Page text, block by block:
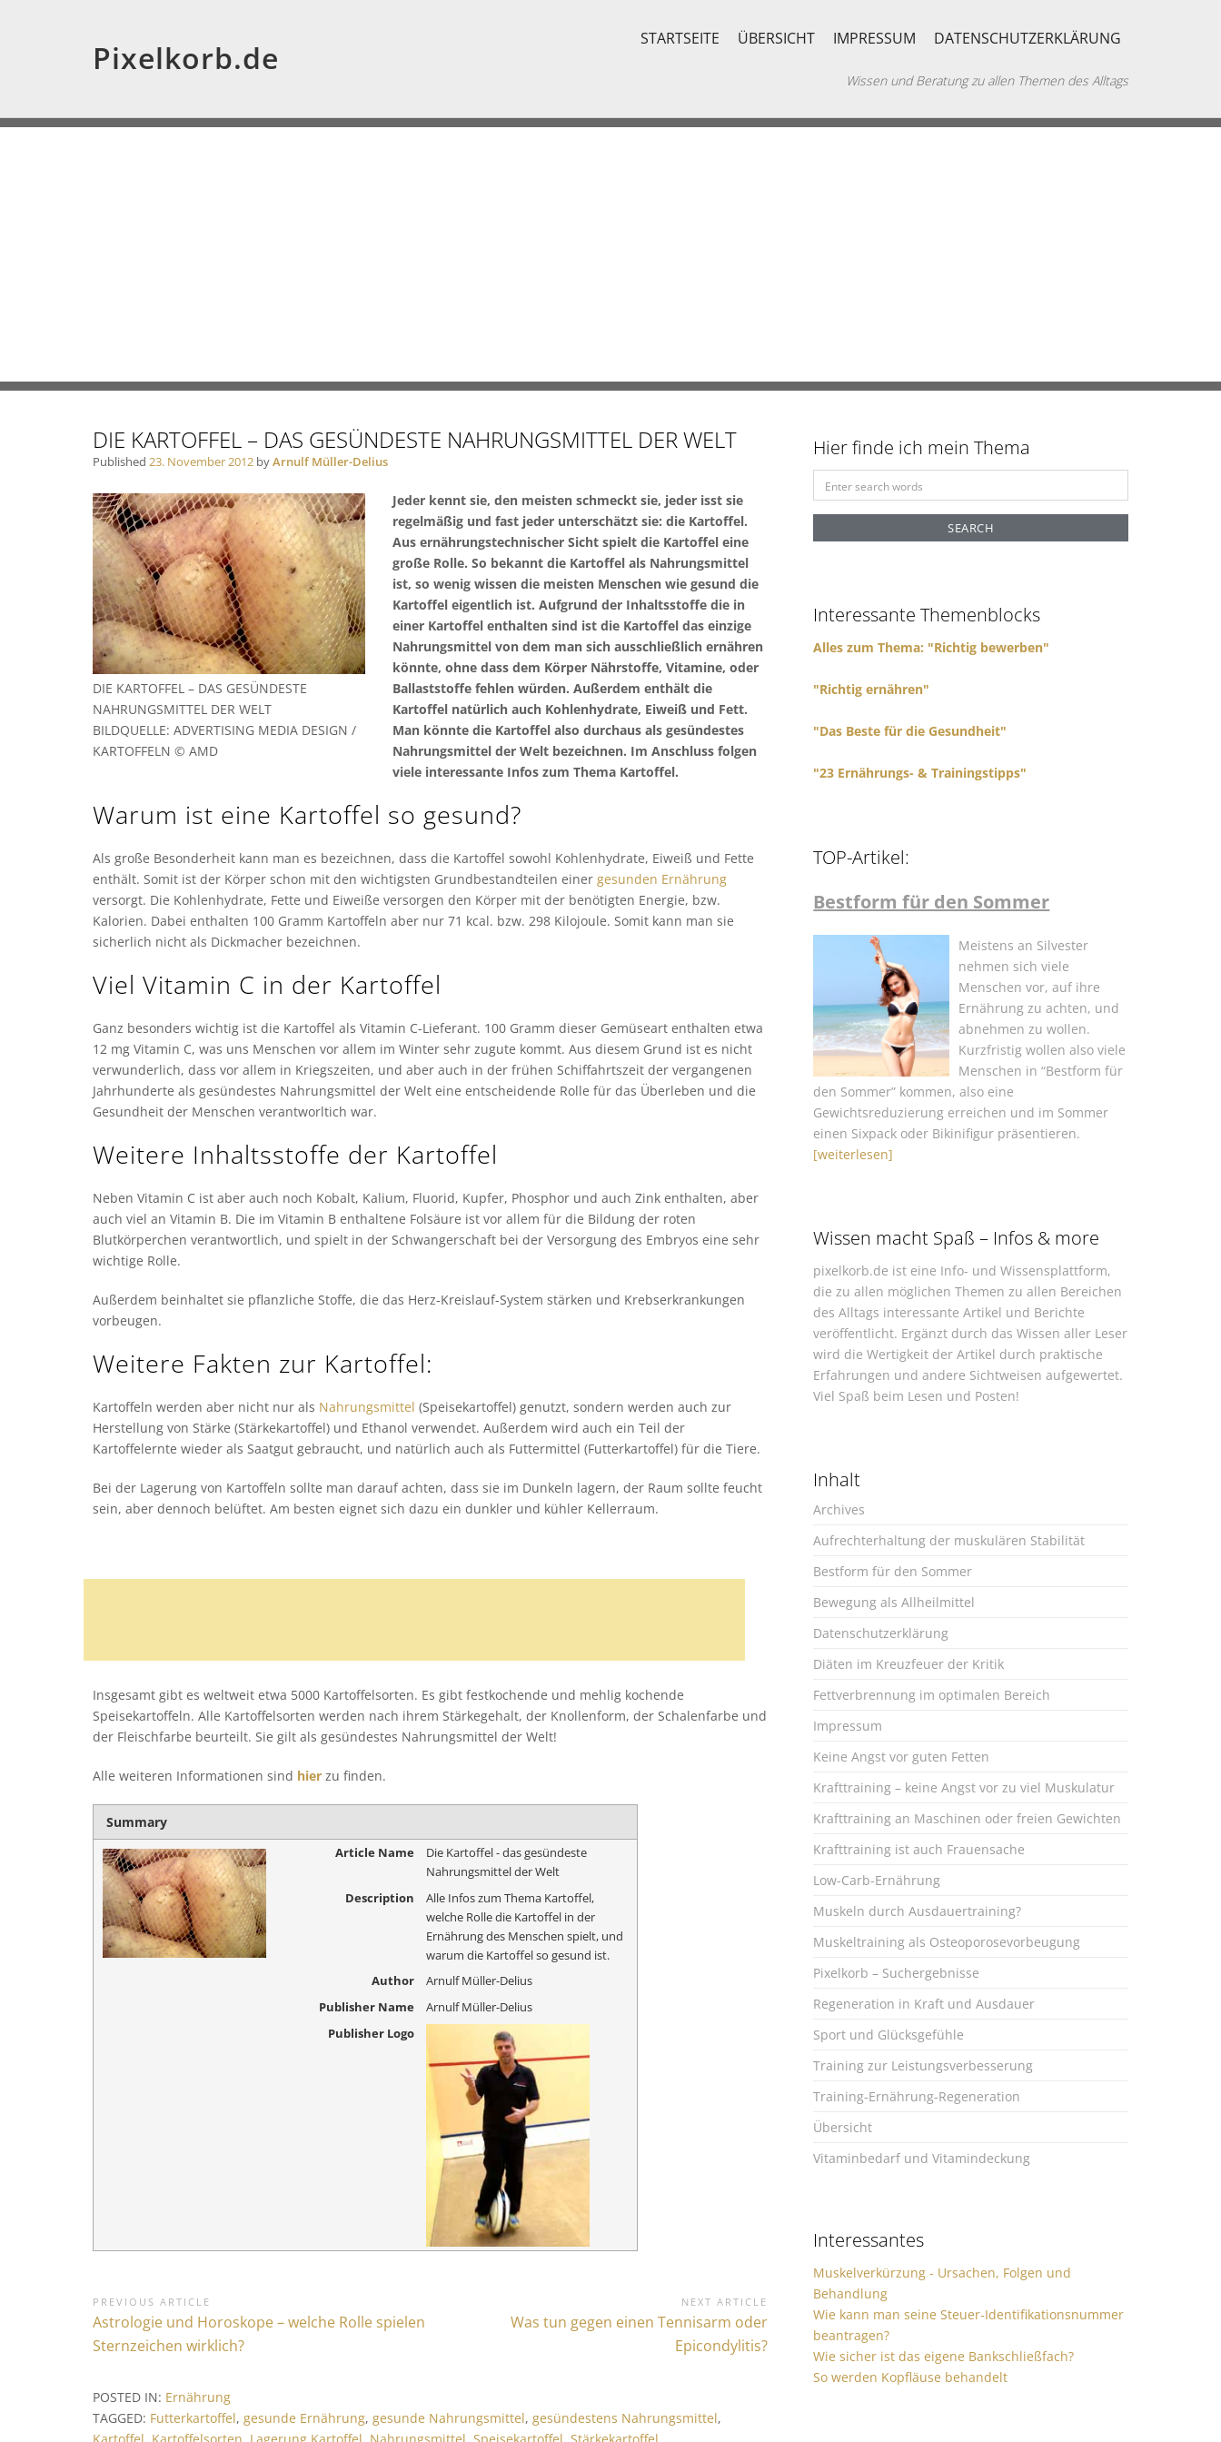
Pixelkorb.de
STARTSEITE ÜBERSICHT IMPRESSUM DATENSCHUTZERKLÄRUNG
Wissen und Beratung zu allen Themen des Alltags
DIE KARTOFFEL – DAS GESÜNDESTE NAHRUNGSMITTEL DER WELT
Published 23. November 2012 byArnulf Müller-Delius
DIE KARTOFFEL – DAS GESÜNDESTE
NAHRUNGSMITTEL DER WELT
BILDQUELLE: ADVERTISING MEDIA DESIGN /
KARTOFFELN © AMD
Jeder kennt sie, den meisten schmeckt sie, jeder isst sie
regelmäßig und fast jeder unterschätzt sie: die Kartoffel.
Aus ernährungstechnischer Sicht spielt die Kartoffel eine
große Rolle. So bekannt die Kartoffel als Nahrungsmittel
ist, so wenig wissen die meisten Menschen wie gesund die
Kartoffel eigentlich ist. Aufgrund der Inhaltsstoffe die in
einer Kartoffel enthalten sind ist die Kartoffel das einzige
Nahrungsmittel von dem man sich ausschließlich ernähren
könnte, ohne dass dem Körper Nährstoffe, Vitamine, oder
Ballaststoffe fehlen würden. Außerdem enthält die
Kartoffel natürlich auch Kohlenhydrate, Eiweiß und Fett.
Man könnte die Kartoffel also durchaus als gesündestes
Nahrungsmittel der Welt bezeichnen. Im Anschluss folgen
viele interessante Infos zum Thema Kartoffel.
Warum ist eine Kartoffel so gesund?
Als große Besonderheit kann man es bezeichnen, dass die Kartoffel sowohl Kohlenhydrate, Eiweiß und Fette
enthält. Somit ist der Körper schon mit den wichtigsten Grundbestandteilen einer gesunden Ernährung
versorgt. Die Kohlenhydrate, Fette und Eiweiße versorgen den Körper mit der benötigten Energie, bzw.
Kalorien. Dabei enthalten 100 Gramm Kartoffeln aber nur 71 kcal. bzw. 298 Kilojoule. Somit kann man sie
sicherlich nicht als Dickmacher bezeichnen.
Viel Vitamin C in der Kartoffel
Ganz besonders wichtig ist die Kartoffel als Vitamin C-Lieferant. 100 Gramm dieser Gemüseart enthalten etwa
12 mg Vitamin C, was uns Menschen vor allem im Winter sehr zugute kommt. Aus diesem Grund ist es nicht
verwunderlich, dass vor allem in Kriegszeiten, und aber auch in der frühen Schiffahrtszeit der vergangenen
Jahrhunderte als gesündestes Nahrungsmittel der Welt eine entscheidende Rolle für das Überleben und die
Gesundheit der Menschen verantworltich war.
Weitere Inhaltsstoffe der Kartoffel
Neben Vitamin C ist aber auch noch Kobalt, Kalium, Fluorid, Kupfer, Phosphor und auch Zink enthalten, aber
auch viel an Vitamin B. Die im Vitamin B enthaltene Folsäure ist vor allem für die Bildung der roten
Blutkörperchen verantwortlich, und spielt in der Schwangerschaft bei der Versorgung des Embryos eine sehr
wichtige Rolle.
Außerdem beinhaltet sie pflanzliche Stoffe, die das Herz-Kreislauf-System stärken und Krebserkrankungen
vorbeugen.
Weitere Fakten zur Kartoffel:
Kartoffeln werden aber nicht nur als Nahrungsmittel (Speisekartoffel) genutzt, sondern werden auch zur
Herstellung von Stärke (Stärkekartoffel) und Ethanol verwendet. Außerdem wird auch ein Teil der
Kartoffelernte wieder als Saatgut gebraucht, und natürlich auch als Futtermittel (Futterkartoffel) für die Tiere.
Bei der Lagerung von Kartoffeln sollte man darauf achten, dass sie im Dunkeln lagern, der Raum sollte feucht
sein, aber dennoch belüftet. Am besten eignet sich dazu ein dunkler und kühler Kellerraum.
Insgesamt gibt es weltweit etwa 5000 Kartoffelsorten. Es gibt festkochende und mehlig kochende
Speisekartoffeln. Alle Kartoffelsorten werden nach ihrem Stärkegehalt, der Knollenform, der Schalenfarbe und
der Fleischfarbe beurteilt. Sie gilt als gesündestes Nahrungsmittel der Welt!
Alle weiteren Informationen sind hier zu finden.
Summary
Article Name
Die Kartoffel - das gesündeste
Nahrungsmittel der Welt
Description
Alle Infos zum Thema Kartoffel,
welche Rolle die Kartoffel in der
Ernährung des Menschen spielt, und
warum die Kartoffel so gesund ist.
Author
Arnulf Müller-Delius
Publisher Name
Arnulf Müller-Delius
Publisher Logo
B
e
t
r
PREVIOUS ARTICLE
P
r
i
o
Astrologie und Horoskope – welche Rolle spielen
Sternzeichen wirklich?
NEXT ARTICLE
N
r
Was tun gegen einen Tennisarm oder
Epicondylitis?
POSTED IN: Ernährung
TAGGED: Futterkartoffel, gesunde Ernährung, gesunde Nahrungsmittel, gesündestens Nahrungsmittel,
Hier finde ich mein Thema
e
r
f
o
r
Interessante Themenblocks
Alles zum Thema: "Richtig bewerben"
"Richtig ernähren"
"Das Beste für die Gesundheit"
"23 Ernährungs- & Trainingstipps"
TOP-Artikel:
Bestform für den Sommer
Meistens an Silvester
nehmen sich viele
Menschen vor, auf ihre
Ernährung zu achten, und
abnehmen zu wollen.
Kurzfristig wollen also viele
Menschen in “Bestform für
den Sommer” kommen, also eine
Gewichtsreduzierung erreichen und im Sommer
einen Sixpack oder Bikinifigur präsentieren.
[weiterlesen]
Wissen macht Spaß – Infos & more
pixelkorb.de ist eine Info- und Wissensplattform,
die zu allen möglichen Themen zu allen Bereichen
des Alltags interessante Artikel und Berichte
veröffentlicht. Ergänzt durch das Wissen aller Leser
wird die Wertigkeit der Artikel durch praktische
Erfahrungen und andere Sichtweisen aufgewertet.
Viel Spaß beim Lesen und Posten!
Inhalt
Archives
Aufrechterhaltung der muskulären Stabilität
Bestform für den Sommer
Bewegung als Allheilmittel
Datenschutzerklärung
Diäten im Kreuzfeuer der Kritik
Fettverbrennung im optimalen Bereich
Impressum
Keine Angst vor guten Fetten
Krafttraining – keine Angst vor zu viel Muskulatur
Krafttraining an Maschinen oder freien Gewichten
Krafttraining ist auch Frauensache
Low-Carb-Ernährung
Muskeln durch Ausdauertraining?
Muskeltraining als Osteoporosevorbeugung
Pixelkorb – Suchergebnisse
Regeneration in Kraft und Ausdauer
Sport und Glücksgefühle
Training zur Leistungsverbesserung
Training-Ernährung-Regeneration
Übersicht
Vitaminbedarf und Vitamindeckung
Interessantes
Muskelverkürzung - Ursachen, Folgen und
Behandlung
Wie kann man seine Steuer-Identifikationsnummer
beantragen?
Wie sicher ist das eigene Bankschließfach?
So werden Kopfläuse behandelt